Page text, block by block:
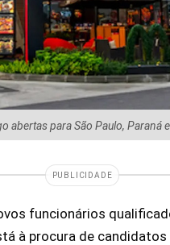
para São Paulo, Paraná
PUBLICIDADE
funcionários
à procura de